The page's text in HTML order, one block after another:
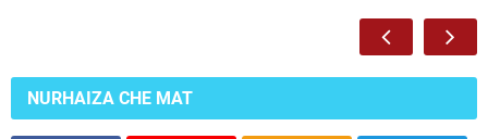
NURHAIZA CHE MAT